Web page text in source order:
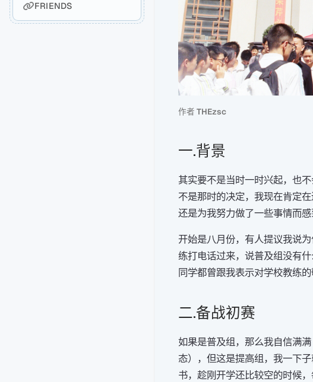
FRIENDS
作者 THEzsc
一.背景
其实要不是当时一时兴起，也
不是那时的决定，我现在肯定
还是为我努力做了一些事情而感
开始是八月份，有人提议我说
练打电话过来，说普及组没有
同学都曾跟我表示对学校教练
二.备战初赛
如果是普及组，那么我自信满
态），但这是提高组，我一下
书，趁刚开学还比较空的时候